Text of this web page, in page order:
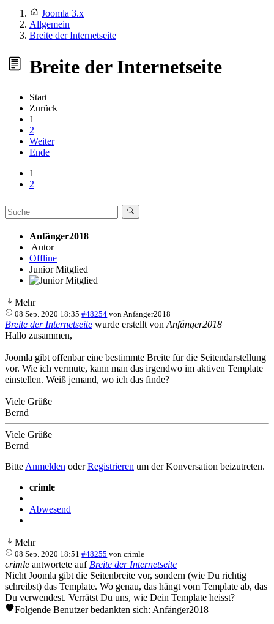
Joomla 3.x
Allgemein
Breite der Internetseite
Breite der Internetseite
Start
Zurück
1
2
Weiter
Ende
1
2
Anfänger2018
Autor
Offline
Junior Mitglied
Mehr
08 Sep. 2020 18:35 #48254 von Anfänger2018
Breite der Internetseite wurde erstellt von Anfänger2018
Hallo zusammen,
Joomla gibt offenbar eine bestimmte Breite für die Seitendarstellung
vor. Wie ich vermute, kann man das irgendwo im aktiven Template
einstellen. Weiß jemand, wo ich das finde?
Viele Grüße
Bernd
Viele Grüße
Bernd
Bitte Anmelden oderRegistrieren um der Konversation beizutreten.
crimle
Abwesend
Mehr
08 Sep. 2020 18:51 #48255 voncrimle
crimle antwortete auf Breite der Internetseite
Nicht Joomla gibt die Seitenbreite vor, sondern (wie Du richtig
schreibst) das Template. Wo genau, das hängt vom Template ab, das
Du verwendest. Verrätst Du uns, wie Dein Template heisst?
Folgende Benutzer bedankten sich: Anfänger2018